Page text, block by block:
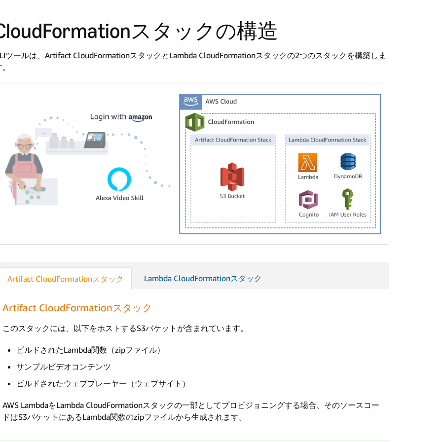
スタックの構造
ツールは、Artifact CloudFormationスタックとLambda CloudFormationスタックの2つのスタックを構築しま
Artifact CloudFormationスタック Lambda CloudFormationスタック
Artifact CloudFormationスタック
このスタックには、以下をホストするS3バケットが含まれています。
ビルドされたLambda関数（zipファイル）
サンプルビデオコンテンツ
ビルドされたウェブプレーヤー（ウェブサイト）
AWS LambdaをLambda CloudFormationスタックの一部としてプロビジョニングする場合、そのソースコー
ドはS3バケットにあるLambda関数のzipファイルから生成されます。